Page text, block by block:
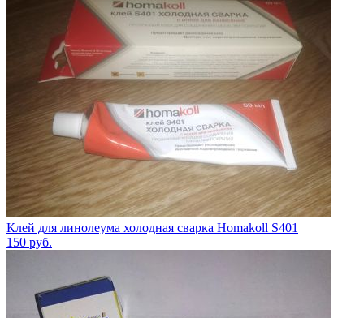
Клей для линолеума холодная сварка Homakoll S401
150 руб.